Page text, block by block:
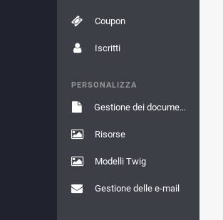
Coupon
Iscritti
PERSONALIZZA
Gestione dei documenti
Risorse
Modelli Twig
Gestione delle e-mail